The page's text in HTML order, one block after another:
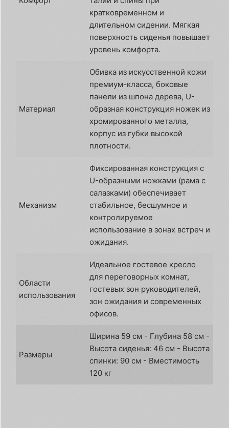
кратковременном и
длительном сидении. Мягкая
поверхность сиденья повышает
уровень комфорта.
Материал
Обивка из искусственной кожи
премиум-класса, боковые
панели из шпона дерева, U-
образная конструкция ножек из
хромированного металла,
корпус из губки высокой
плотности.
Механизм
Фиксированная конструкция с
U-образными ножками (рама с
салазками) обеспечивает
стабильное, бесшумное и
контролируемое
использование в зонах встреч и
ожидания.
Области
использования
Идеальное гостевое кресло
для переговорных комнат,
гостевых зон руководителей,
зон ожидания и современных
офисов.
Размеры
Ширина 59 см - Глубина 58 см -
Высота сиденья: 46 см - Высота
спинки: 90 см - Вместимость
120 кг